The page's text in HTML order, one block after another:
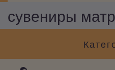
сувениры